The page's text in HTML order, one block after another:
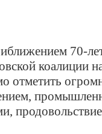
70-
коалиции
отметить